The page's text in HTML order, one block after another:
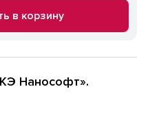
в корзину
Нанософт».